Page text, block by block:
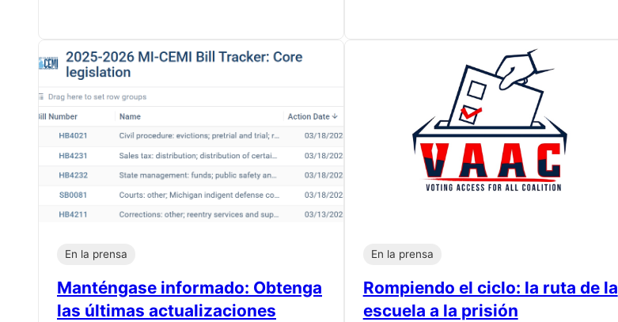
En la prensa
Manténgase informado: Obtenga
las últimas actualizaciones
En la prensa
Rompiendo el ciclo: la ruta de la
escuela a la prisión